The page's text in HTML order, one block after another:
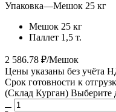
Упаковка—Мешок 25 кг
Мешок 25 кг
Паллет 1,5 т.
2 586.78 ₽/Мешок
Цены указаны без учёта
Срок готовности к
(Склад Курган) Выберите